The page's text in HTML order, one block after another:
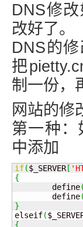
DNS修
改好了。
DNS的
把
制一份，
网站的修
第一种：
中添加
if($_SERVER [
{
define(
        define
(
}
elseif(
{